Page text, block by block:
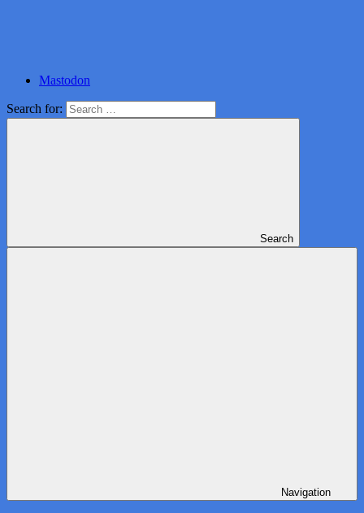
Mastodon
Search for:
Search
Navigation